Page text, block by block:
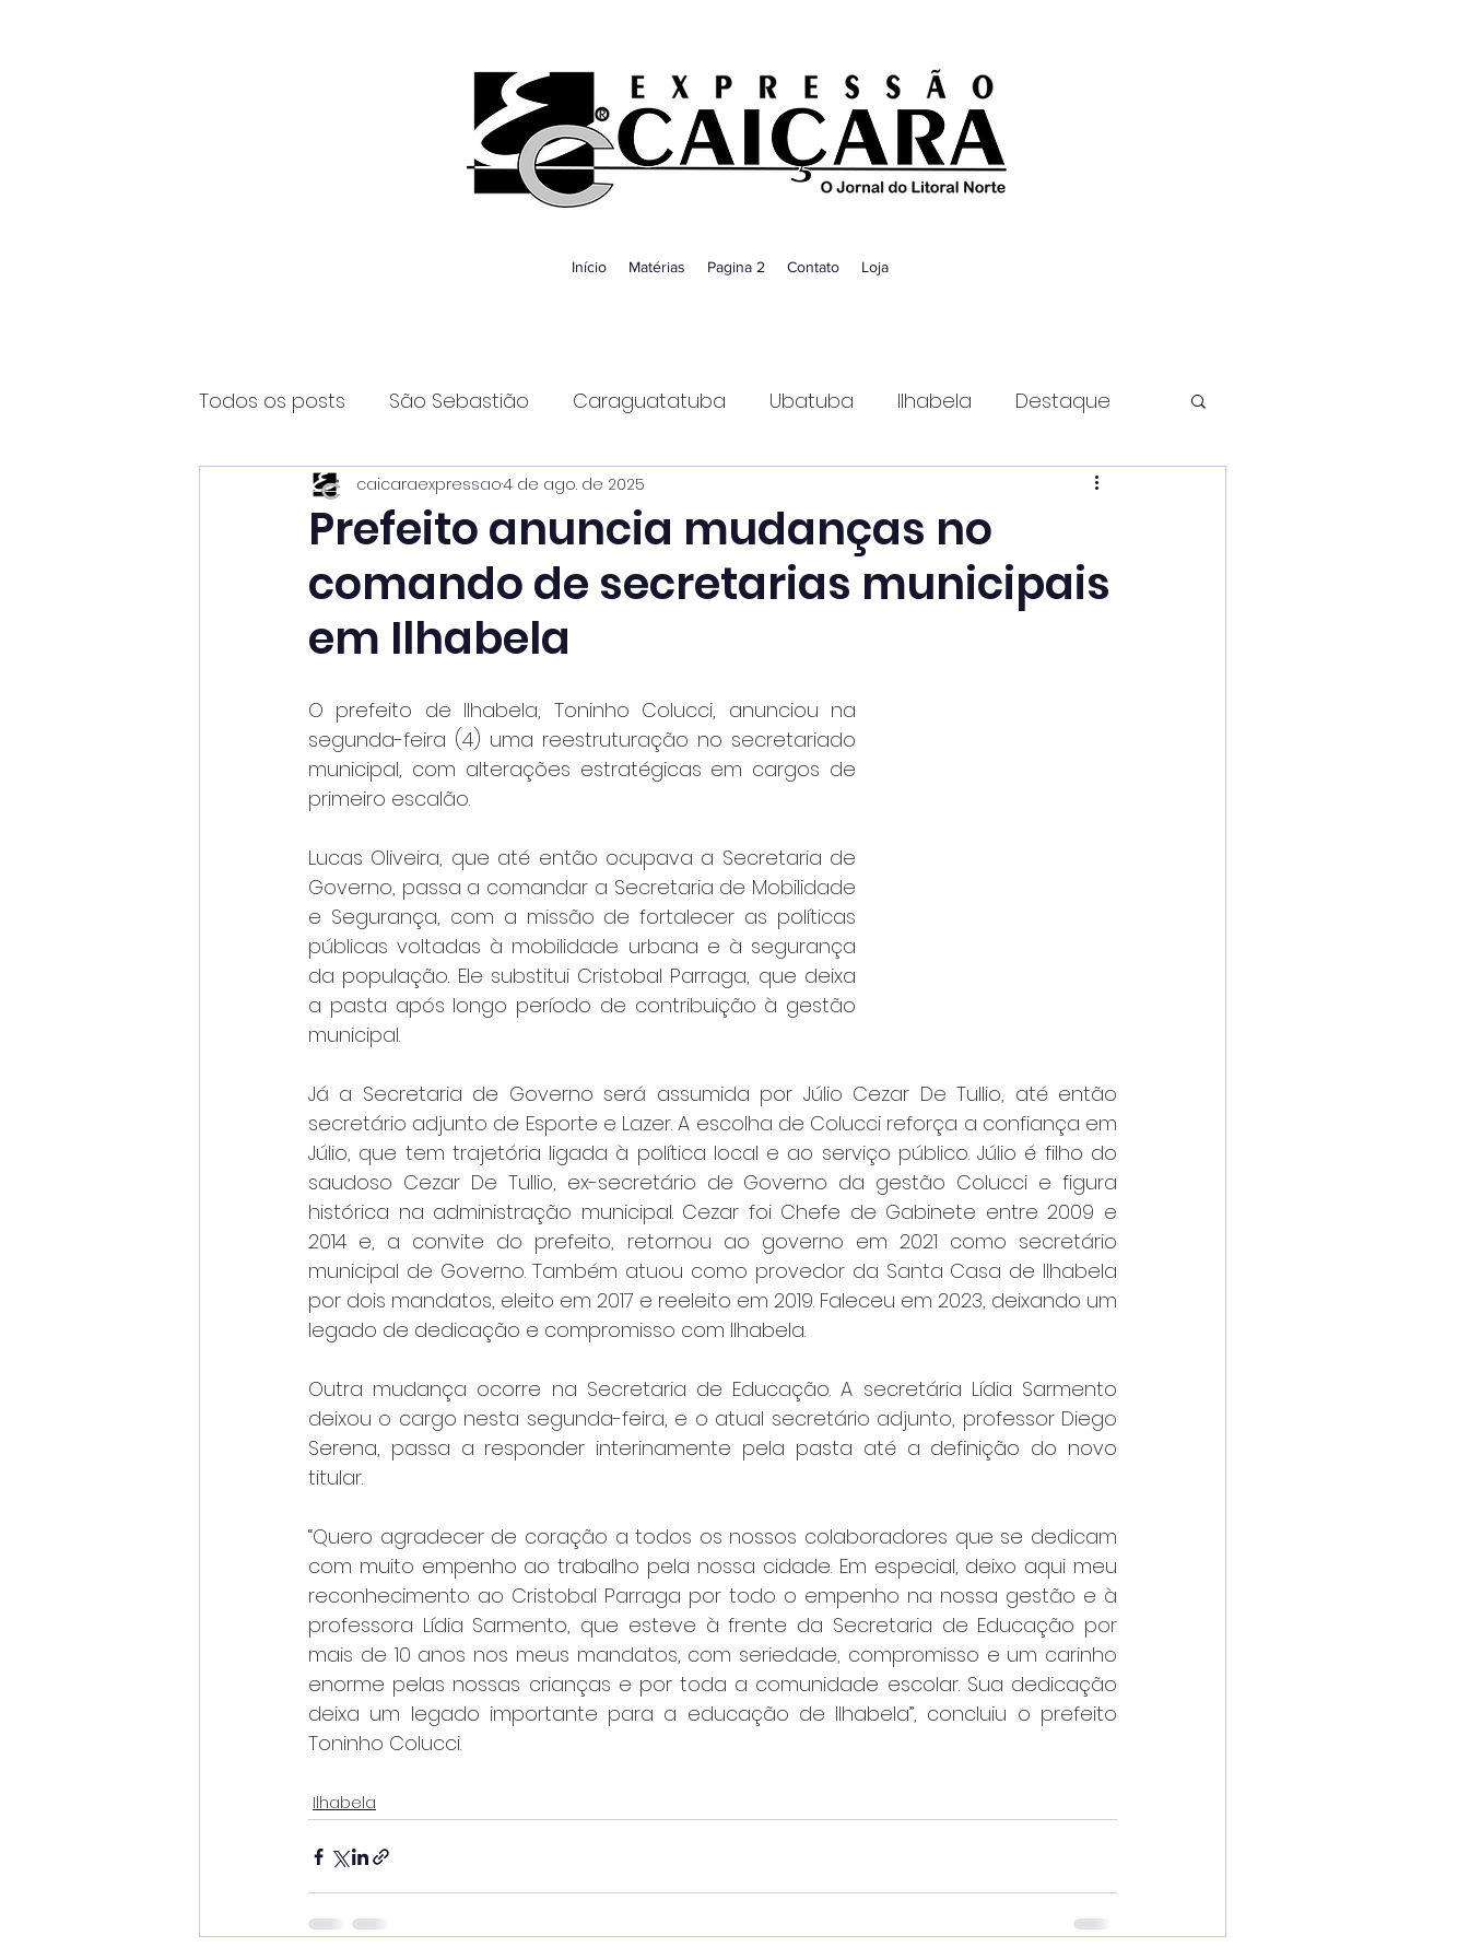
Início Matérias Pagina 2 Contato Loja
Todos os posts São Sebastião Caraguatatuba Ubatuba Ilhabela Destaque
Página2 Itanhaém Guaratinguetá
Prefeito anuncia mudanças no
comando de secretarias municipais
em Ilhabela
caicaraexpressao4 de ago. de 2025
O prefeito de Ilhabela, Toninho Colucci, anunciou na
segunda-feira (4) uma reestruturação no secretariado
municipal, com alterações estratégicas em cargos de
primeiro escalão.
Lucas Oliveira, que até então ocupava a Secretaria de
Governo, passa a comandar a Secretaria de Mobilidade
e Segurança, com a missão de fortalecer as políticas
públicas voltadas à mobilidade urbana e à segurança
da população. Ele substitui Cristobal Parraga, que deixa
a pasta após longo período de contribuição à gestão
municipal.
Já a Secretaria de Governo será assumida por Júlio Cezar De Tullio, até então
secretário adjunto de Esporte e Lazer. A escolha de Colucci reforça a confiança em
Júlio, que tem trajetória ligada à política local e ao serviço público. Júlio é filho do
saudoso Cezar De Tullio, ex-secretário de Governo da gestão Colucci e figura
histórica na administração municipal. Cezar foi Chefe de Gabinete entre 2009 e
2014 e, a convite do prefeito, retornou ao governo em 2021 como secretário
municipal de Governo. Também atuou como provedor da Santa Casa de Ilhabela
por dois mandatos, eleito em 2017 e reeleito em 2019. Faleceu em 2023, deixando um
legado de dedicação e compromisso com Ilhabela.
Outra mudança ocorre na Secretaria de Educação. A secretária Lídia Sarmento
deixou o cargo nesta segunda-feira, e o atual secretário adjunto, professor Diego
Serena, passa a responder interinamente pela pasta até a definição do novo
titular.
“Quero agradecer de coração a todos os nossos colaboradores que se dedicam
com muito empenho ao trabalho pela nossa cidade. Em especial, deixo aqui meu
reconhecimento ao Cristobal Parraga por todo o empenho na nossa gestão e à
professora Lídia Sarmento, que esteve à frente da Secretaria de Educação por
mais de 10 anos nos meus mandatos, com seriedade, compromisso e um carinho
enorme pelas nossas crianças e por toda a comunidade escolar. Sua dedicação
deixa um legado importante para a educação de Ilhabela”, concluiu o prefeito
Toninho Colucci.
Ilhabela